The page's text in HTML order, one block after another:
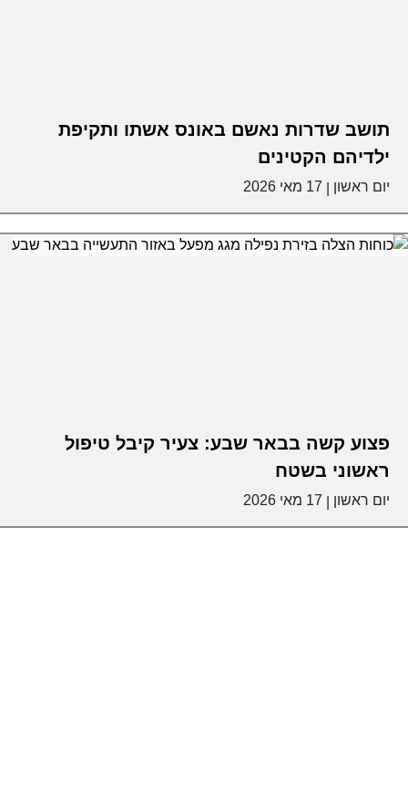
תושב שדרות נאשם באונס אשתו ותקיפת
ילדיהם הקטינים
יום ראשון 17 מאי 2026
פצוע קשה בבאר שבע: צעיר קיבל טיפול
ראשוני בשטח
יום ראשון 17 מאי 2026